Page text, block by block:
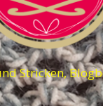
Stricken,